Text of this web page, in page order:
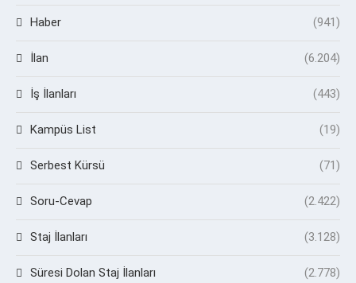
Haber (941)
İlan (6.204)
İş İlanları (443)
Kampüs List (19)
Serbest Kürsü (71)
Soru-Cevap (2.422)
Staj İlanları (3.128)
Süresi Dolan Staj İlanları (2.778)